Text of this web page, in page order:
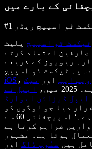
کے بارے میں
ٹیکسٹ ٹو اسپیچ ریڈر
ٹیکسٹ ٹو اسپیچ پلیٹ
سے زائد صارفین اعتماد کرتے
ستارہ ریویوز کے ذریعے
یہ ٹیکسٹ ٹو اسپیچ
iOS ، ویب ایپ اور
میک
ایپل نے
ایپل ڈیزائن ایوارڈ
دیا جو لوگوں کو
اپنی زندگی جینے میں مدد دیتا ہے۔‘ اسپیچفائی 60 سے
1,000+ قدرتی آوازیں فراہم کرتا ہے
میں استعمال ہوتا ہے۔ مشہور
ہیں سنُوپ ڈاگ اور